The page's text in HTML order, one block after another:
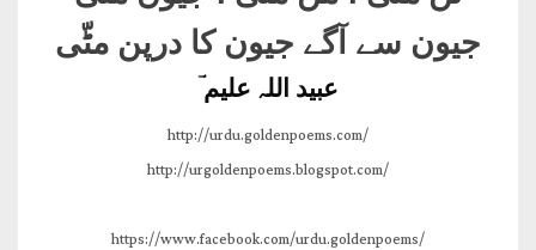
جیون سے آگے جیون کا درپن مٹّی
عبید اللہ علیم ؔ
http://urdu.goldenpoems.com/
http://urgoldenpoems.blogspot.com/
https://www.facebook.com/urdu.goldenpoems/